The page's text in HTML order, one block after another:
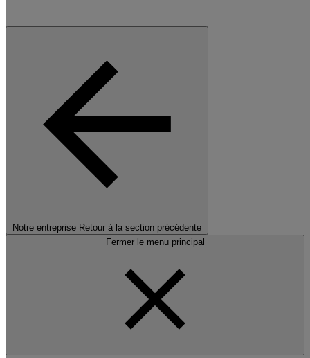
Notre entreprise Retour à la section précédente
Fermer le menu principal